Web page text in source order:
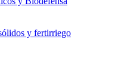
y fertirriego